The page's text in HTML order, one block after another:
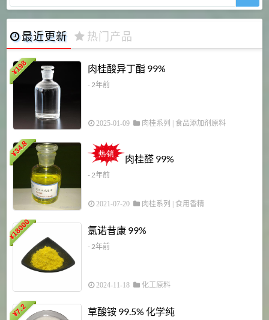
最近更新 热门产品
¥
198 肉桂酸异丁酯 99%
- 2年前
2025-01-09 肉桂系列 | 食品添加剂原料
¥
34.8
肉桂醛 99%
- 2年前
2021-07-20 肉桂系列 食用香精
¥
18000 氯诺昔康 99%
- 2年前
2024-11-18 化工原料
¥
7.2 草酸铵 99.5% 化学纯